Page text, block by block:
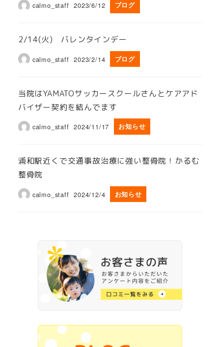
calmo_staff 2023/6/12 ブログ
2/14(火) バレンタインデー
calmo_staff 2023/2/14 ブログ
当院はYAMATOサッカースクールさんとケアアド
バイザー契約を結んでます
calmo_staff 2024/11/17 お知らせ
浦和駅近くで交通事故治療に強い整骨院！かるむ
整骨院
calmo_staff 2024/12/4 お知らせ